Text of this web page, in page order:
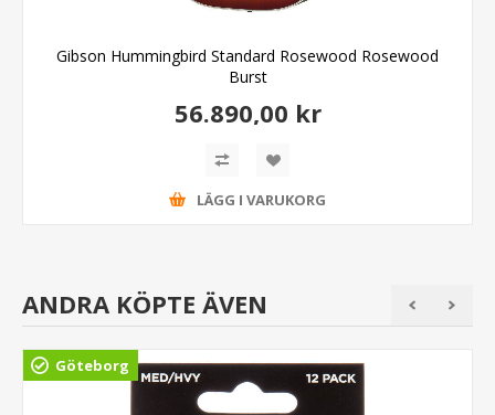
Gibson Hummingbird Standard Rosewood Rosewood
Burst
56.890,00 kr
LÄGG I VARUKORG
ANDRA KÖPTE ÄVEN
Göteborg